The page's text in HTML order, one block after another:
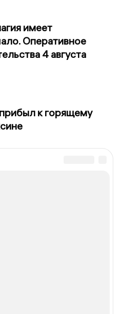
имеет
Оперативное
4 августа
к горящему